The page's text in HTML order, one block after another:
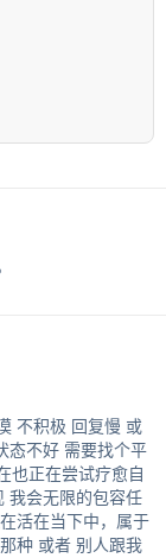
不积极 回复慢 或
态不好 需要找个平
也正在尝试疗愈自
我会无限的包容任
活在当下中，属于
种 或者 别人跟我